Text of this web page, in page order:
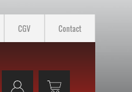
CGV Contact